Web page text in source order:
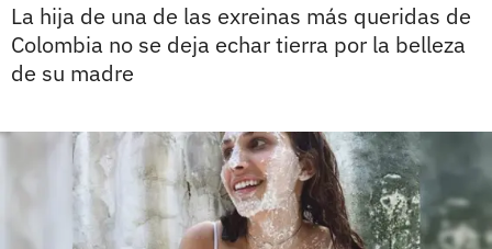
La hija de una de las exreinas más queridas de
Colombia no se deja echar tierra por la belleza
de su madre